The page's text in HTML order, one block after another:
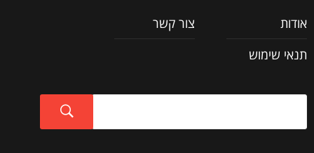
אודות
צור קשר
תנאי שימוש